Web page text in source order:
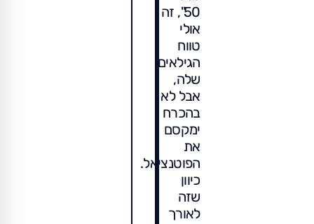
50", זה
אולי
טווח
הגילאים
שלה,
אבל לא
בהכרח
ימקסם
את
הפוטנציאל.
כיוון
שזה
לאורך